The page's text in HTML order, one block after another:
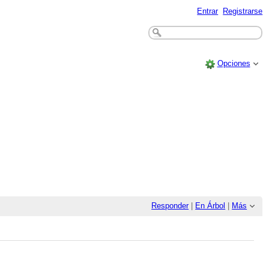
Entrar Registrarse
Opciones
Responder| En Árbol Más